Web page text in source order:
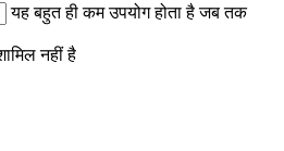
यह बहुत ही कम उपयोग होता है जब तक
नहीं है